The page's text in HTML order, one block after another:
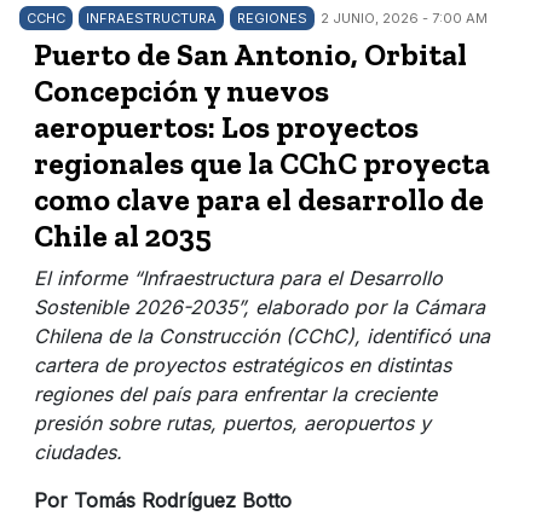
CCHC
INFRAESTRUCTURA REGIONES 2 JUNIO, 2026 - 7:00 AM
Puerto de San Antonio, Orbital
Concepción y nuevos
aeropuertos: Los proyectos
regionales que la CChC proyecta
como clave para el desarrollo de
Chile al 2035
El informe “Infraestructura para el Desarrollo
Sostenible 2026-2035”, elaborado por la Cámara
Chilena de la Construcción (CChC), identificó una
cartera de proyectos estratégicos en distintas
regiones del país para enfrentar la creciente
presión sobre rutas, puertos, aeropuertos y
ciudades.
Por Tomás Rodríguez Botto